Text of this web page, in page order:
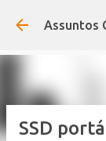
Assuntos
SSD